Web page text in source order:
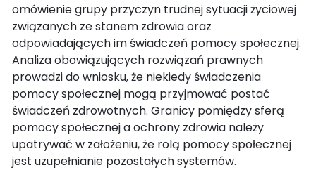
omówienie grupy przyczyn trudnej sytuacji życiowej
związanych ze stanem zdrowia oraz
odpowiadających im świadczeń pomocy społecznej.
Analiza obowiązujących rozwiązań prawnych
prowadzi do wniosku, że niekiedy świadczenia
pomocy społecznej mogą przyjmować postać
świadczeń zdrowotnych. Granicy pomiędzy sferą
pomocy społecznej a ochrony zdrowia należy
upatrywać w założeniu, że rolą pomocy społecznej
jest uzupełnianie pozostałych systemów.